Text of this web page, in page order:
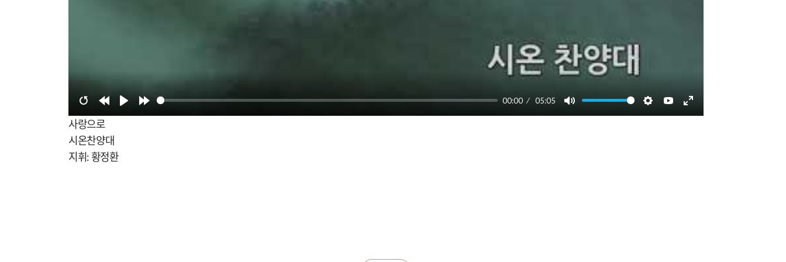
RestartRewind
10s
Play Forward
00:00 05:05
Mute SettingsYouTube
Enter
사랑으로
시온찬양대
지휘: 황정환